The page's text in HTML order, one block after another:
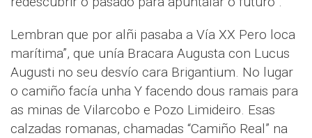
Lembran que por alñi pasaba a Vía XX Pero loca
marítima”, que unía Bracara Augusta con Lucus
Augusti no seu desvío cara Brigantium. No lugar
o camiño facía unha Y facendo dous ramais para
as minas de Vilarcobo e Pozo Limideiro. Esas
calzadas romanas, chamadas “Camiño Real” na